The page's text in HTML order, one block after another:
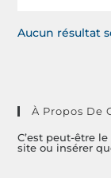
Aucun résultat
À Propos De
C’est peut-être
site ou insérer